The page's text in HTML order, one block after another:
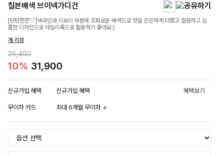
칠븐배색 브이넥가디건
[탄탄쫀쫀🤍]넥라인과 시보리 부분에 조화로운 배색으로 멋을 은은하게 더했고 깔끔하고 심
플한 디자인으로 데일리룩으로 활용하기 좋아요:)
개 리뷰
35,400
10% 31,900
신규가입 혜택 신규가입 혜택 혜택보기
무이자 카드 최대 6개월 무이자